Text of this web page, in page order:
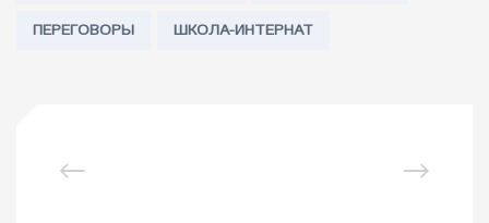
ПЕРЕГОВОРЫ ШКОЛА-ИНТЕРНАТ